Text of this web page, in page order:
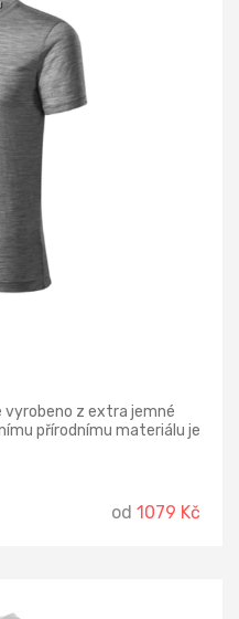
z extra jemné
přírodnímu materiálu je
švů páskou.
od 1079 Kč